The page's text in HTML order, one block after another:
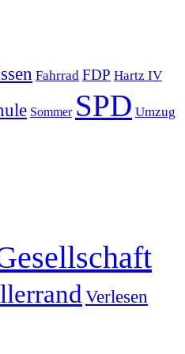
Fahrrad FDP Hartz IV
Sommer SPD Umzug
Verlesen